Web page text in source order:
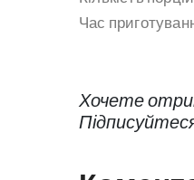
Час
Хочете